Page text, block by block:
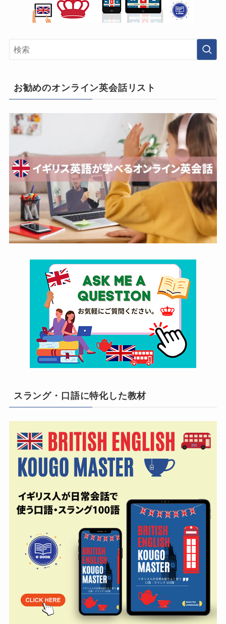
お勧めのオンライン英会話リスト
スラング・口語に特化した教材